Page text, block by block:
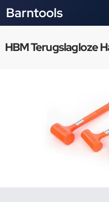
Barntools
HBM Terugslagloze